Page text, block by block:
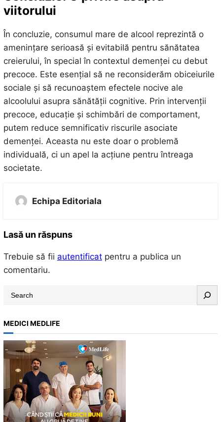
viitorului
În concluzie, consumul mare de alcool reprezintă o
amenințare serioasă și evitabilă pentru sănătatea
creierului, în special în contextul demenței cu debut
precoce. Este esențial să ne reconsiderăm obiceiurile
sociale și să recunoaștem efectele nocive ale
alcoolului asupra sănătății cognitive. Prin intervenții
precoce, educație și schimbări de comportament,
putem reduce semnificativ riscurile asociate
demenței. Aceasta nu este doar o problemă
individuală, ci un apel la acțiune pentru întreaga
societate.
Echipa Editoriala
Lasă un răspuns
Trebuie să fii autentificatpentru a publica un
comentariu.
r
c
h
MEDICI MEDLIFE